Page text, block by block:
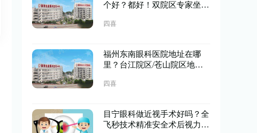
个好？都好！双院区专家坐
四喜
福州东南眼科医院地址在哪
里？台江院区/苍山院区地址
四喜
目宁眼科做近视手术好吗？全
飞秒技术精准安全术后视力稳